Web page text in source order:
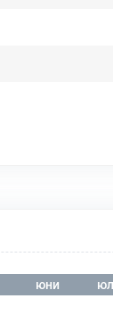
юни